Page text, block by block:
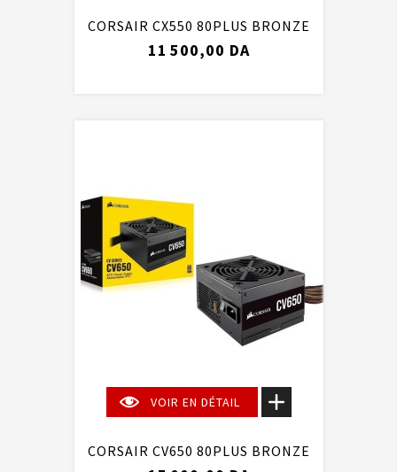
CORSAIR CX550 80PLUS BRONZE
11 500,00 DA
VOIR EN DÉTAIL
CORSAIR CV650 80PLUS BRONZE